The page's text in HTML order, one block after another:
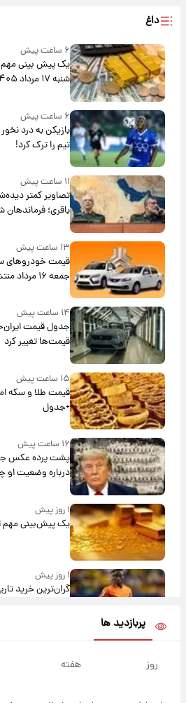
داغ
۶ ساعت پیش
یک پیش ‌بینی مهم
شنبه ۱۷ مرداد ۱۴۰۵
۶ ساعت پیش
بازیکن به درد
تیم را ترک کرد!
۱۱ ساعت پیش
تصاویر کمتر
باقری؛
۱۳ ساعت پیش
قیمت خودروهای
جمعه ۱۶ مرداد منتشر شد
۱۴ ساعت پیش
قیمت‌ها تغییر کرد
۱۵ ساعت پیش
+جدول
۱۶ ساعت پیش
پشت پرده عکس
درباره وضعیت او
۱ روز پیش
یک پیش‌بینی مهم از
۱ روز پیش
گران‌ترین خرید
روزها پربارش‌تر
پربازدید ها
روز هفته